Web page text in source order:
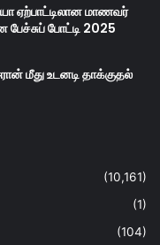
ஏற்பாட்டிலான மாணவர்
போட்டி 2025
மீது உடனடி தாக்குதல்
(10,161)
(1)
(104)